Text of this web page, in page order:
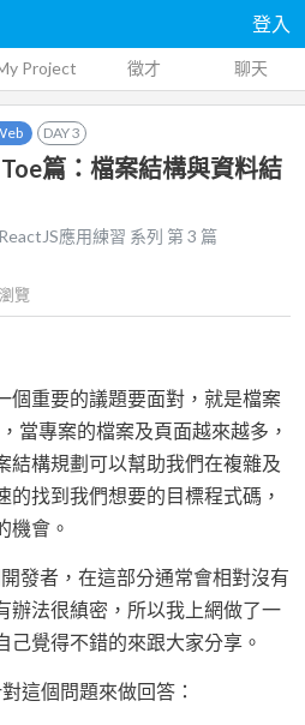
登入
Project 徵才 聊天
DAY3
篇：檔案結構與資料結
應用練習 系列 第3 篇
瀏覽
個重要的議題要面對，就是檔案
當專案的檔案及頁面越來越多，
結構規劃可以幫助我們在複雜及
的找到我們想要的目標程式碼，
機會。
發者，在這部分通常會相對沒有
辦法很縝密，所以我上網做了一
己覺得不錯的來跟大家分享。
這個問題來做回答：